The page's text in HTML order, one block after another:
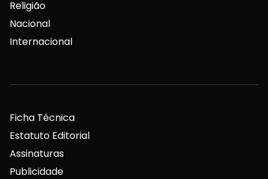
Religião
Nacional
Internacional
Ficha Técnica
Estatuto Editorial
Assinaturas
Publicidade